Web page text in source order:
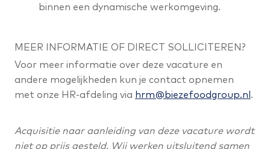
binnen een dynamische werkomgeving.
MEER INFORMATIE OF DIRECT SOLLICITEREN?
Voor meer informatie over deze vacature en
andere mogelijkheden kun je contact opnemen
met onze HR-afdeling via hrm@biezefoodgroup.nl .
Acquisitie naar aanleiding van deze vacature wordt
niet op prijs gesteld. Wij werken uitsluitend samen